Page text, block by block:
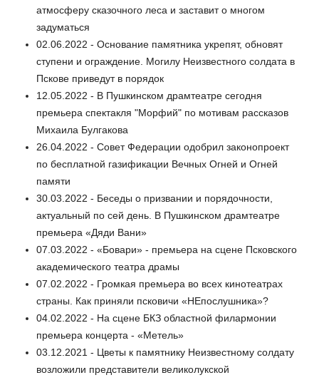
атмосферу сказочного леса и заставит о многом
задуматься
02.06.2022 - Основание памятника укрепят, обновят
ступени и ограждение. Могилу Неизвестного солдата в
Пскове приведут в порядок
12.05.2022 - В Пушкинском драмтеатре сегодня
премьера спектакля "Морфий" по мотивам рассказов
Михаила Булгакова
26.04.2022 - Совет Федерации одобрил законопроект
по бесплатной газификации Вечных Огней и Огней
памяти
30.03.2022 - Беседы о призвании и порядочности,
актуальный по сей день. В Пушкинском драмтеатре
премьера «Дяди Вани»
07.03.2022 - «Бовари» - премьера на сцене Псковского
академического театра драмы
07.02.2022 - Громкая премьера во всех кинотеатрах
страны. Как приняли псковичи «НЕпослушника»?
04.02.2022 - На сцене БКЗ областной филармонии
премьера концерта - «Метель»
03.12.2021 - Цветы к памятнику Неизвестному солдату
возложили представители великолукской